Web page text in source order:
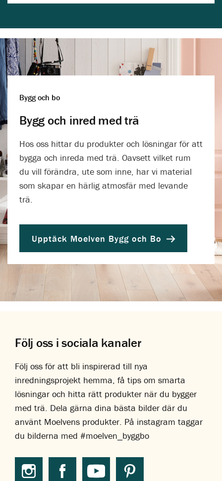
Bygg och bo
Bygg och inred med trä
Hos oss hittar du produkter och lösningar för att
bygga och inreda med trä. Oavsett vilket rum
du vill förändra, ute som inne, har vi material
som skapar en härlig atmosfär med levande
trä.
Upptäck Moelven Bygg och Bo
Följ oss i sociala kanaler
Följ oss för att bli inspirerad till nya
inredningsprojekt hemma, få tips om smarta
lösningar och hitta rätt produkter när du bygger
med trä. Dela gärna dina bästa bilder där du
använt Moelvens produkter. På instagram taggar
du bilderna med #moelven_byggbo